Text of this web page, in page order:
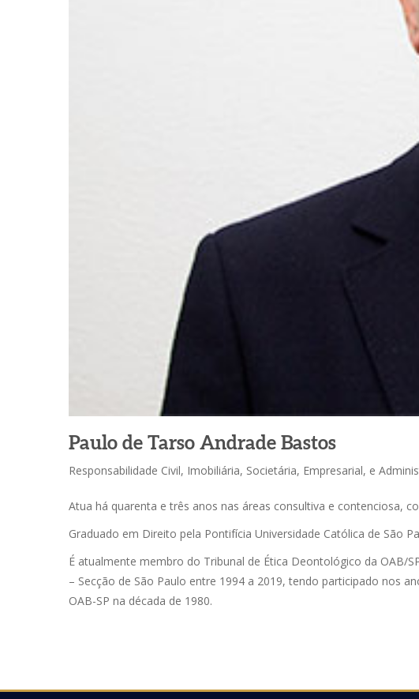
Paulo de Tarso Andrade Bastos
Responsabilidade Civil, Imobiliária, Societária, Empresarial, e
Atua há quarenta e três anos nas áreas consultiva e contenciosa,
Graduado em Direito pela Pontifícia Universidade Católica de São
É atualmente membro do Tribunal de Ética Deontológico da OAB/
– Secção de São Paulo entre 1994 a 2019, tendo participado nos
OAB-SP na década de 1980.